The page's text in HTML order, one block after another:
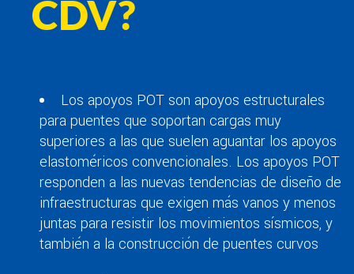
CDV?
Los apoyos POT son apoyos estructurales
para puentes que soportan cargas muy
superiores a las que suelen aguantar los apoyos
elastoméricos convencionales. Los apoyos POT
responden a las nuevas tendencias de diseño de
infraestructuras que exigen más vanos y menos
juntas para resistir los movimientos sísmicos, y
también a la construcción de puentes curvos